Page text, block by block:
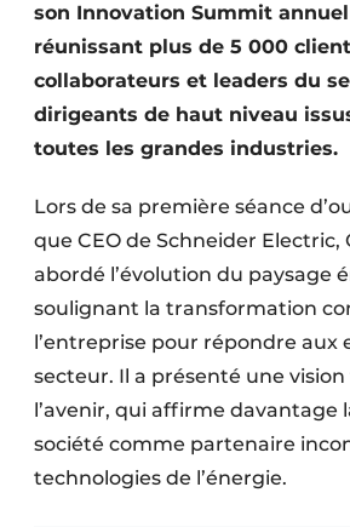
son Innovation Summit
réunissant plus de 5 000
collaborateurs et leaders du
dirigeants de haut niveau
toutes les grandes industries.
Lors de sa première séance
que CEO de Schneider Electric,
abordé l’évolution du paysage
soulignant la transformation
l’entreprise pour répondre aux
secteur. Il a présenté une
l’avenir, qui affirme davantage
société comme partenaire
technologies de l’énergie.